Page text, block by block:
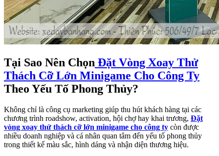
Tại Sao Nên Chọn Đặt Vòng Xoay Thử
Thách Cỡ Lớn Minigame Cho Công Ty
Theo Yếu Tố Phong Thủy?
Không chỉ là công cụ marketing giúp thu hút khách hàng tại các
chương trình roadshow, activation, hội chợ hay khai trương, Đặt
vòng xoay thử thách cỡ lớn minigame cho công ty còn được
nhiều doanh nghiệp và cá nhân quan tâm đến yếu tố phong thủy
trong thiết kế màu sắc, hình dáng và nhận diện thương hiệu.